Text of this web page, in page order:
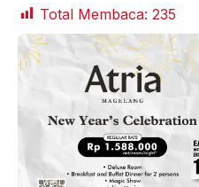
Total Membaca: 235